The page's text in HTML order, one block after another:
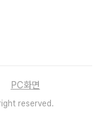
PC화면
reserved.